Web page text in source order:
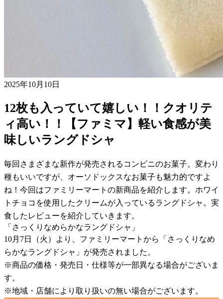
2025年10月10日
12枚も入っていて嬉しい！！クオリテ
ィ高い！！【ファミマ】軽い食感が美
味しいラングドシャ
毎回さまざまな新作が発売されるコンビニのお菓子。変わり
種もいいですが、オーソドックスなお菓子も魅力的ですよ
ね！今回はファミリーマートの新商品を紹介します。ホワイ
トチョコを使用したクリームが入っているラングドシャ。実
食したレビューを紹介していきます。
「さっくりなめらかなラングドシャ」
10月7日（火）より、ファミリーマートから「さっくりなめ
らかなラングドシャ」が発売されました。
※商品の価格・発売日・仕様等が一部異なる場合がございま
す。
※地域・店舗により取り扱いの無い場合がございます。